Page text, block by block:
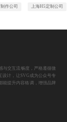
作公司 上海H5定制公司
与交互流畅度，严格遵循微
设计，让SVG成为公众号专
能提升内容格调，增强品牌